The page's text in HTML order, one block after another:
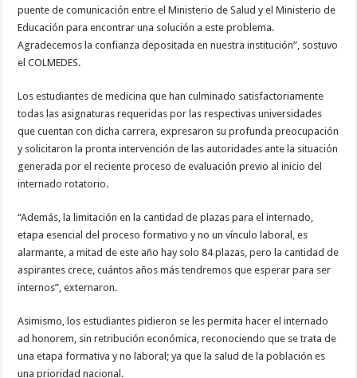
puente de comunicación entre el Ministerio de Salud y el Ministerio de
Educación para encontrar una solución a este problema.
Agradecemos la confianza depositada en nuestra institución”, sostuvo
el COLMEDES.
Los estudiantes de medicina que han culminado satisfactoriamente
todas las asignaturas requeridas por las respectivas universidades
que cuentan con dicha carrera, expresaron su profunda preocupación
y solicitaron la pronta intervención de las autoridades ante la situación
generada por el reciente proceso de evaluación previo al inicio del
internado rotatorio.
“Además, la limitación en la cantidad de plazas para el internado,
etapa esencial del proceso formativo y no un vínculo laboral, es
alarmante, a mitad de este año hay solo 84 plazas, pero la cantidad de
aspirantes crece, cuántos años más tendremos que esperar para ser
internos”, externaron.
Asimismo, los estudiantes pidieron se les permita hacer el internado
ad honorem, sin retribución económica, reconociendo que se trata de
una etapa formativa y no laboral; ya que la salud de la población es
una prioridad nacional.